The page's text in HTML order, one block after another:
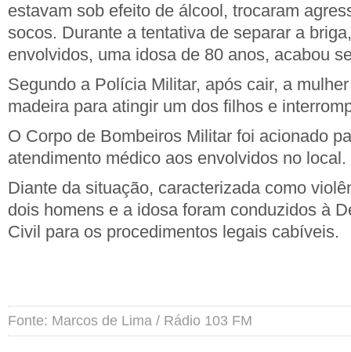
estavam sob efeito de álcool, trocaram
socos. Durante a tentativa de separar a
envolvidos, uma idosa de 80 anos, acabou
Segundo a Polícia Militar, após cair, a
madeira para atingir um dos filhos e
O Corpo de Bombeiros Militar foi acionado
atendimento médico aos envolvidos no local.
Diante da situação, caracterizada como
dois homens e a idosa foram conduzidos à
Civil para os procedimentos legais cabíveis.
Fonte: Marcos de Lima / Rádio 103 FM